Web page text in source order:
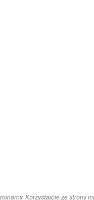
Korzystajcie ze strony